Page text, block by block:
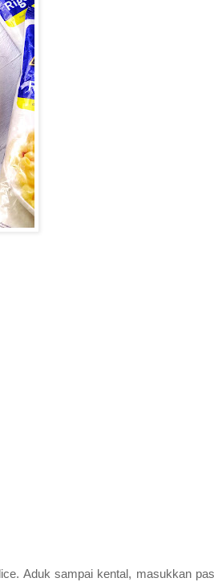
Aduk sampai kental, masukkan